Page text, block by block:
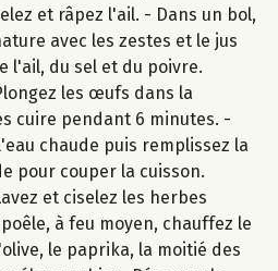
et râpez l'ail. - Dans un bol,
avec les zestes et le jus
l'ail, du sel et du poivre.
les œufs dans la
cuire pendant 6 minutes. -
chaude puis remplissez la
pour couper la cuisson.
et ciselez les herbes
à feu moyen, chauffez le
le paprika, la moitié des